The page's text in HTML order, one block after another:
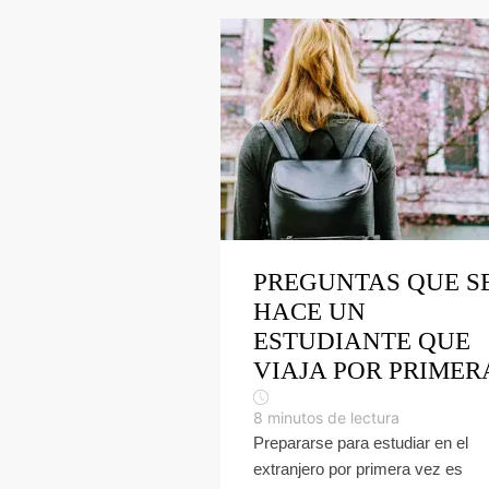
PREGUNTAS QUE
HACE UN
ESTUDIANTE QUE
VIAJA POR
8 minutos de lectura
Prepararse para estudiar en el
extranjero por primera vez es